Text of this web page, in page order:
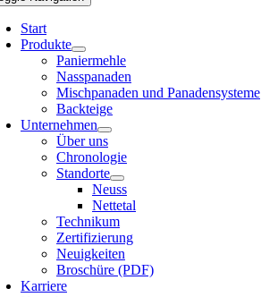
Start
Produkte
Paniermehle
Nasspanaden
Mischpanaden und Panadensysteme
Backteige
Unternehmen
Über uns
Chronologie
Standorte
Neuss
Nettetal
Technikum
Zertifizierung
Neuigkeiten
Broschüre (PDF)
Karriere